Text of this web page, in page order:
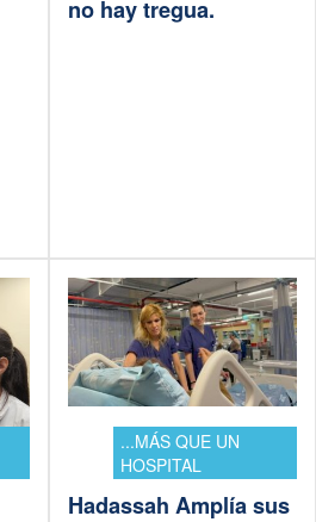
no hay tregua.
...MÁS QUE UN
HOSPITAL
Hadassah Amplía sus